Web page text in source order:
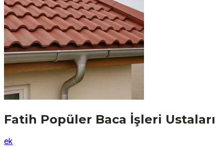
Fatih Popüler Baca İşleri Ustaları
ek